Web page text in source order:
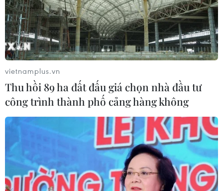
vietnamplus.vn
Thu hồi 89 ha đất đấu giá chọn nhà đầu tư
công trình thành phố cảng hàng không